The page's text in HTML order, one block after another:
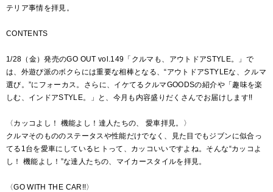
テリア事情を拝見。
CONTENTS
1/28（金）発売のGO OUT vol.149「クルマも、アウトドアSTYLE。」で
は、外遊び派のボクらには重要な相棒となる、“アウトドアSTYLEな、クルマ
選び。”にフォーカス。さらに、イケてるクルマGOODSの紹介や「趣味を楽
しむ、インドアSTYLE。」と、今月も内容盛りだくさんでお届けします!!
〈カッコよし！ 機能よし！達人たちの、 愛車拝見。〉
クルマそのもののステータスや性能だけでなく、見た目でもジブンに似合っ
てる1台を愛車にしているヒトって、カッコいいですよね。そんな“カッコよ
し！ 機能よし！”な達人たちの、マイカースタイルを拝見。
〈GO WITH THE CAR!!〉